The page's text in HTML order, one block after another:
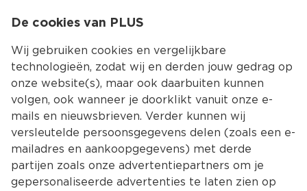
Kies jouw
De cookies van PLUS
Wij gebruiken cookies en vergelijkbare
technologieën, zodat wij en derden jouw gedrag op
onze website(s), maar ook daarbuiten kunnen
volgen, ook wanneer je doorklikt vanuit onze e-
mails en nieuwsbrieven. Verder kunnen wij
versleutelde persoonsgegevens delen (zoals een e-
mailadres en aankoopgegevens) met derde
partijen zoals onze advertentiepartners om je
gepersonaliseerde advertenties te laten zien op